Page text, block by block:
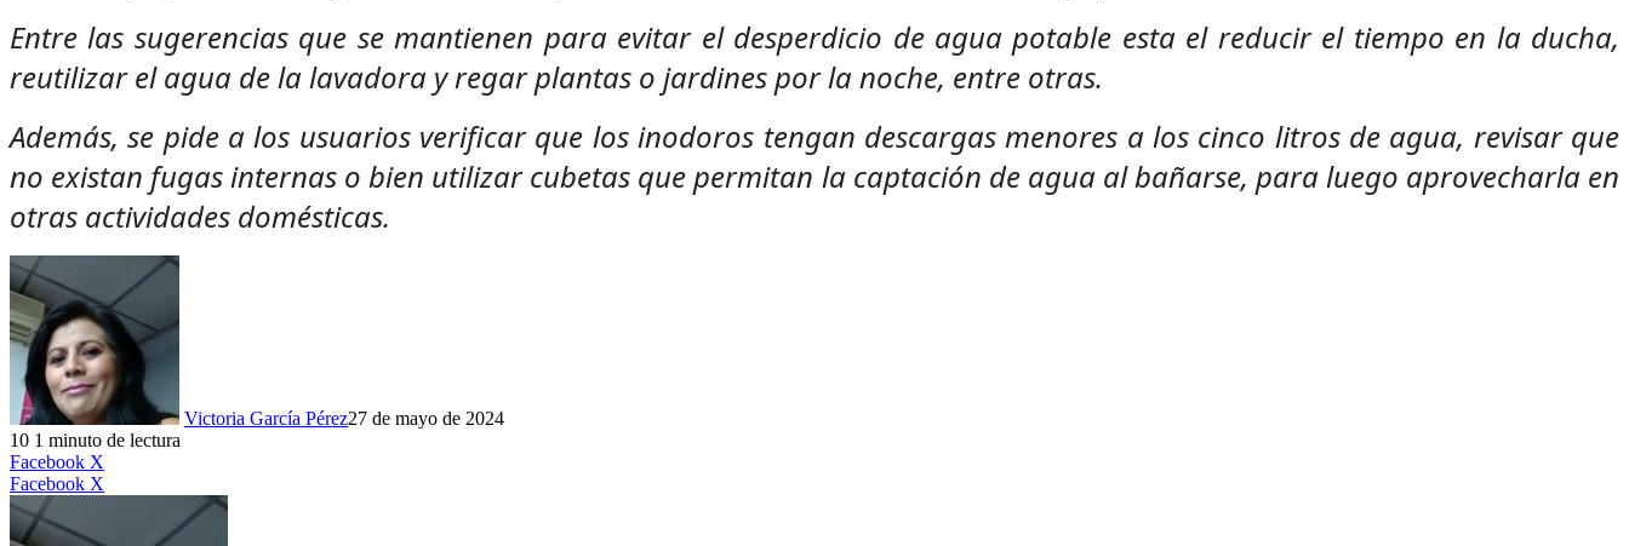
Entre las sugerencias que se mantienen para evitar el desperdicio de agua potable esta el reducir el tiempo en la ducha,
reutilizar el agua de la lavadora y regar plantas o jardines por la noche, entre otras.
Además, se pide a los usuarios verificar que los inodoros tengan descargas menores a los cinco litros de agua, revisar que
no existan fugas internas o bien utilizar cubetas que permitan la captación de agua al bañarse, para luego aprovecharla en
otras actividades domésticas.
Victoria García Pérez27 de mayo de 2024
10 1 minuto de lectura
Facebook X
Facebook X